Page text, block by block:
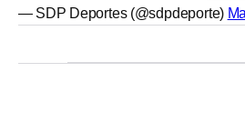
— SDP Deportes (@sdpdeporte)